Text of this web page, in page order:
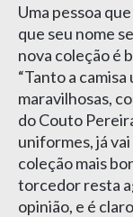
Uma pessoa
que seu nome
nova coleção é
“Tanto a
maravilhosas,
do Couto
uniformes, já
coleção mais
torcedor resta
opinião, e é